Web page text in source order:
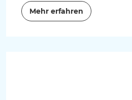
Mehr erfahren